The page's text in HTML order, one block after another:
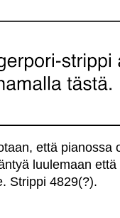
että pianossa
luulemaan
Strippi 4829(?).